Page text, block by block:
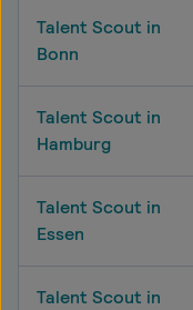
Talent Scout in
Bonn
Talent Scout in
Hamburg
Talent Scout in
Essen
Talent Scout in